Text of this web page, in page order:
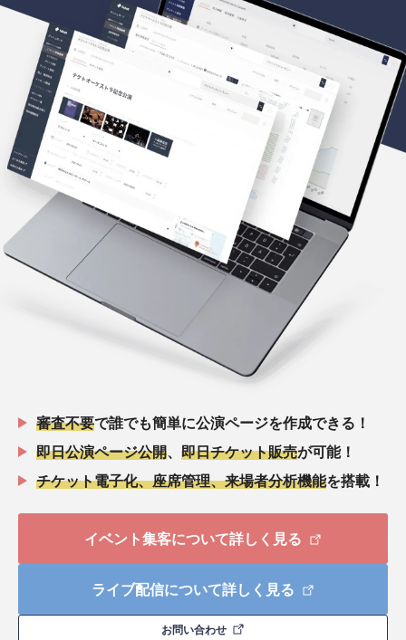
審査不要で誰でも簡単に公演ページを作成できる！
即日公演ページ公開
即日チケット販売が可能！
チケット電子化、座席管理、来場者分析機能を搭載！
イベント集客について詳しく見る
ライブ配信について詳しく見る
お問い合わせ